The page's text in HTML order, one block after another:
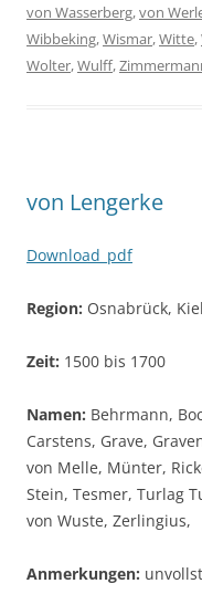
von Wasserberg,von
Wibbeking,Wismar,Witte,
Wolter,Wulff,
von Lengerke
Download_pdf
Region: Osnabrück,
Zeit: 1500 bis 1700
Namen: Behrmann,
Carstens, Grave,
von Melle, Münter,
Stein, Tesmer, Turlag
von Wuste, Zerlingius,
Anmerkungen: